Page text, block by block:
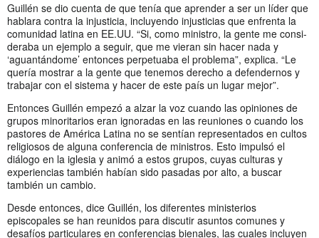
Guillén se dio cuenta de que tenía que aprender a ser un líder que
hablara contra la injusticia, incluyendo injusticias que enfrenta la
comunidad latina en EE.UU. “Si, como ministro, la gente me consi-
deraba un ejemplo a seguir, que me vieran sin hacer nada y
‘aguantándome’ entonces perpetuaba el problema”, explica. “Le
quería mostrar a la gente que tenemos derecho a defendernos y
trabajar con el sistema y hacer de este país un lugar mejor”.
Entonces Guillén empezó a alzar la voz cuando las opiniones de
grupos minoritarios eran ignoradas en las reuniones o cuando los
pastores de América Latina no se sentían representados en cultos
religiosos de alguna conferencia de ministros. Esto impulsó el
diálogo en la iglesia y animó a estos grupos, cuyas culturas y
experiencias también habían sido pasadas por alto, a buscar
también un cambio.
Desde entonces, dice Guillén, los diferentes ministerios
episcopales se han reunidos para discutir asuntos comunes y
desafíos particulares en conferencias bienales, las cuales incluyen